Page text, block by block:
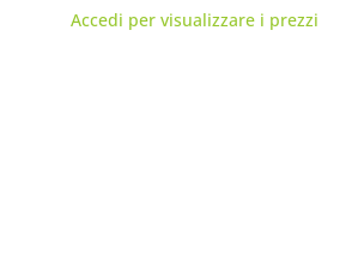
Accedi per visualizzare i prezzi